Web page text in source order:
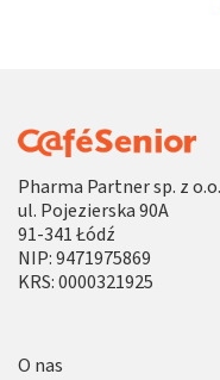
Pharma Partner sp. z o.o.
ul. Pojezierska 90A
91-341 Łódź
NIP: 9471975869
KRS: 0000321925
O nas